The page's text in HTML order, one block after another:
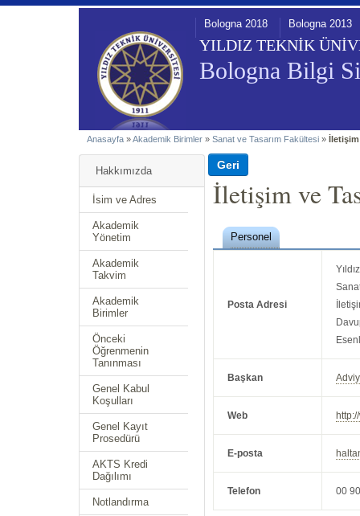
YILDIZ TEKNİK
Bologna Bilgi
Bologna 2018 Bologna 2013
Anasayfa »Akademik Birimler » Sanat ve Tasarım Fakültesi » İletişim
Hakkımızda
İsim ve Adres
Akademik
Yönetim
Akademik
Takvim
Akademik
Birimler
Önceki
Öğrenmenin
Tanınması
Genel Kabul
Koşulları
Genel Kayıt
Prosedürü
AKTS Kredi
Dağılımı
Notlandırma
İletişim ve
Personel
Posta Adresi
Başkan
Web
E-posta
Telefon 00